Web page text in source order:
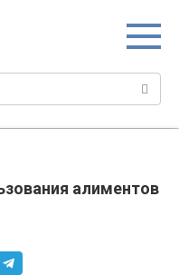
алиментов